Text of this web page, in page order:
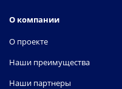
О компании
О проекте
Наши преимущества
Наши партнеры